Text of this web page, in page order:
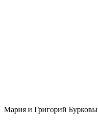
Мария и Григорий Бурковы